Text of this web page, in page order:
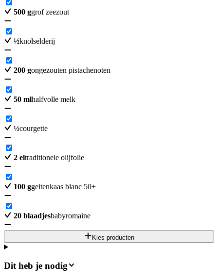
500 ggrof zeezout
½knolselderij
200 gongezouten pistachenoten
50 mlhalfvolle melk
½courgette
2 eltraditionele olijfolie
100 ggeitenkaas blanc 50+
20 blaadjesbabyromaine
Kies producten
Dit heb je nodig